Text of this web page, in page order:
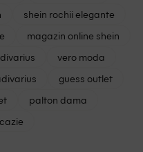
shein rochii elegante
magazin online shein
vero moda
guess outlet
palton dama